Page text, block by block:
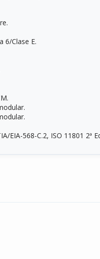
6/Clase E.
EIA-568-C.2, ISO 11801 2ª